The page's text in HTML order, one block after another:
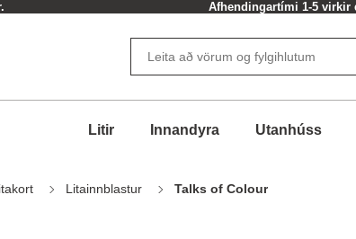
Afhendingartími 1-5 virkir
Litir Innandyra Utanhúss
Litainnblastur Talks of Colour